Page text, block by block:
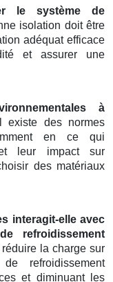
le système de
isolation doit être
adéquat efficace
et assurer une
à
existe des normes
en ce qui
leur impact sur
des matériaux
interagit-elle avec
refroidissement
la charge sur
refroidissement
et diminuant les